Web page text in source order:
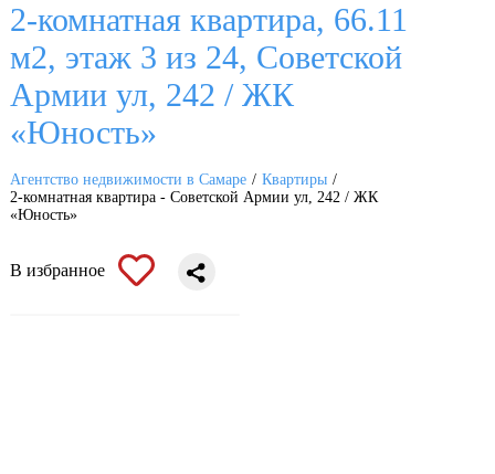
2-комнатная квартира, 66.11
м2, этаж 3 из 24, Советской
Армии ул, 242 / ЖК
«Юность»
Агентство недвижимости в Самаре
Квартиры
2-комнатная квартира - Советской Армии ул, 242 / ЖК
«Юность»
В избранное